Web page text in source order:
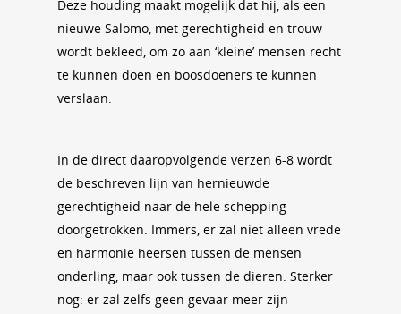
Deze houding maakt mogelijk dat hij, als een
nieuwe Salomo, met gerechtigheid en trouw
wordt bekleed, om zo aan ‘kleine’ mensen recht
te kunnen doen en boosdoeners te kunnen
verslaan.
In de direct daaropvolgende verzen 6-8 wordt
de beschreven lijn van hernieuwde
gerechtigheid naar de hele schepping
doorgetrokken. Immers, er zal niet alleen vrede
en harmonie heersen tussen de mensen
onderling, maar ook tussen de dieren. Sterker
nog: er zal zelfs geen gevaar meer zijn